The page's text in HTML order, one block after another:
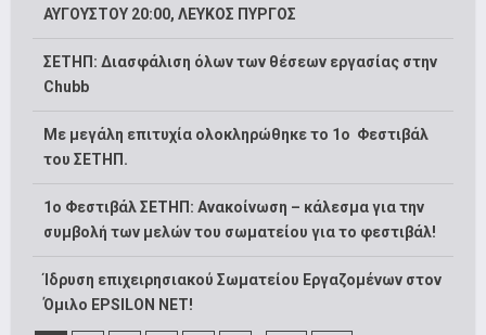
ΑΥΓΟΥΣΤΟΥ 20:00, ΛΕΥΚΟΣ ΠΥΡΓΟΣ
ΣΕΤΗΠ: Διασφάλιση όλων των θέσεων εργασίας στην
Chubb
Με μεγάλη επιτυχία ολοκληρώθηκε το 1ο Φεστιβάλ
του ΣΕΤΗΠ.
1o Φεστιβάλ ΣΕΤΗΠ: Ανακοίνωση – κάλεσμα για την
συμβολή των μελών του σωματείου για το φεστιβάλ!
Ίδρυση επιχειρησιακού Σωματείου Εργαζομένων στον
Όμιλο EPSILON NET!